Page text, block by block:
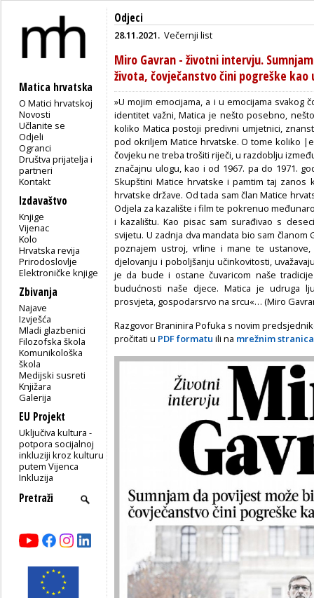
Matica hrvatska
O Matici hrvatskoj
Novosti
Učlanite se
Odjeli
Ogranci
Društva prijatelja i
partneri
Kontakt
Izdavaštvo
Knjige
Vijenac
Kolo
Hrvatska revija
Prirodoslovlje
Elektroničke knjige
Zbivanja
Najave
Izvješća
Mladi glazbenici
Filozofska škola
Komunikološka
škola
Medijski susreti
Knjižara
Galerija
EU Projekt
Uključiva kultura -
potpora socijalnoj
inkluziji kroz kulturu
putem Vijenca
Inkluzija
Odjeci
28.11.2021. Večernji list
Miro Gavran - životni intervju.
života, čovječanstvo čini pogreške
»U mojim emocijama, a i u emocijama svakog
identitet važni, Matica je nešto posebno,
koliko Matica postoji predivni umjetnici,
pod okriljem Matice hrvatske. O tome koliko
čovjeku ne treba trošiti riječi, u razdoblju
značajnu ulogu, kao i od 1967. pa do 1971.
Skupštini Matice hrvatske i pamtim taj
hrvatske države. Od tada sam član Matice
Odjela za kazalište i film te pokrenuo
i kazalištu. Kao pisac sam surađivao s
svijetu. U zadnja dva mandata bio sam
poznajem ustroj, vrline i mane te
djelovanju i poboljša­nju učinkovitosti,
je da bude i ostane čuvaricom naše
budućnosti naše djece. Matica je udruga
prosvjeta, gospodarsrvo na srcu«… (Miro
Razgovor Braninira Pofuka s novim
pročitati u PDF formatu ili na mrežnim